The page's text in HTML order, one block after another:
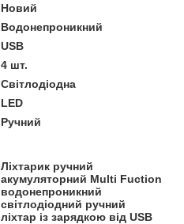
Новий
Водонепроникний
USB
4 шт.
Світлодіодна
LED
Ручний
Ліхтарик ручний
акумуляторний Multi Fuction
водонепроникний
світлодіодний ручний
ліхтар із зарядкою від USB